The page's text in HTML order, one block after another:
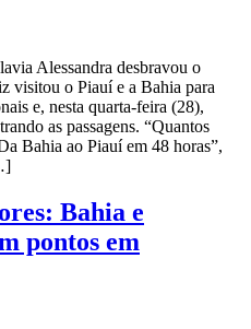
Alessandra desbravou o
visitou o Piauí e a Bahia para
e, nesta quarta-feira (28),
as passagens. “Quantos
Bahia ao Piauí em 48 horas”,
Bahia e
pontos em